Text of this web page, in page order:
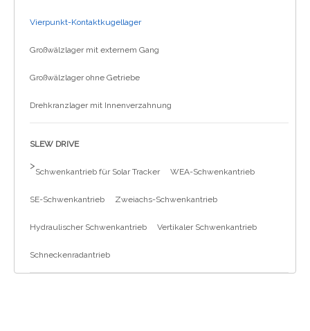
Vierpunkt-Kontaktkugellager
Großwälzlager mit externem Gang
Großwälzlager ohne Getriebe
Drehkranzlager mit Innenverzahnung
SLEW DRIVE
>
Schwenkantrieb für Solar Tracker WEA-Schwenkantrieb
SE-Schwenkantrieb Zweiachs-Schwenkantrieb
Hydraulischer Schwenkantrieb Vertikaler Schwenkantrieb
Schneckenradantrieb